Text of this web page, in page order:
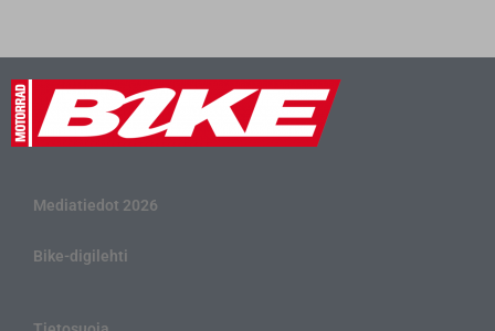
Mediatiedot 2026
Bike-digilehti